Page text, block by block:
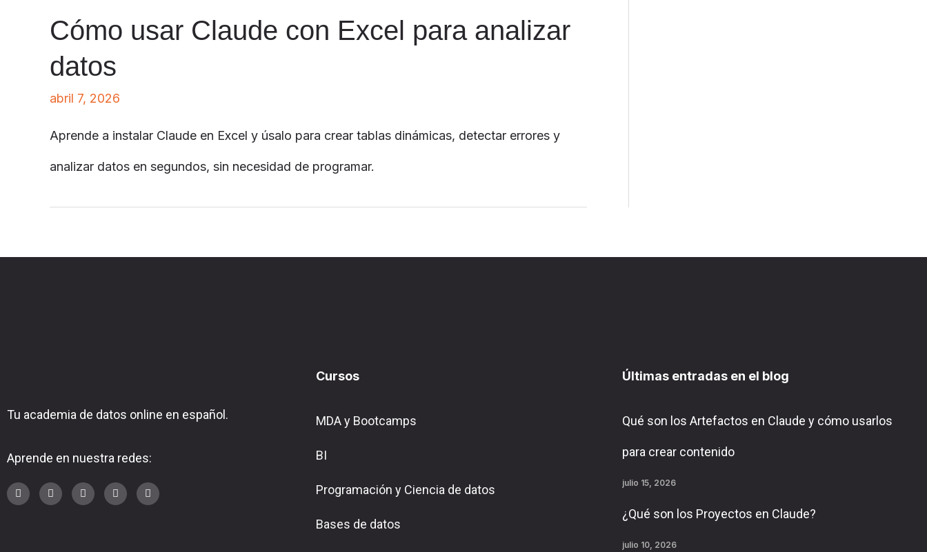
Cómo usar Claude con Excel para analizar
datos
abril 7, 2026
Aprende a instalar Claude en Excel y úsalo para crear tablas dinámicas, detectar errores y
analizar datos en segundos, sin necesidad de programar.
Tu academia de datos online en español.
Aprende en nuestra redes:
Cursos
MDA y Bootcamps
BI
Programación y Ciencia de datos
Bases de datos
Últimas entradas en el blog
Qué son los Artefactos en Claude y cómo usarlos
para crear contenido
julio 15, 2026
¿Qué son los Proyectos en Claude?
julio 10, 2026